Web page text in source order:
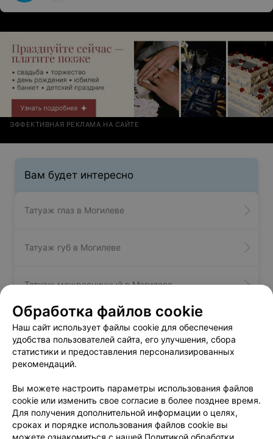
ЭФФЕКТИВНАЯ РЕКЛАМА НА САЙТЕ
Вам будет интересно
Татуаж глаз в Могилеве
Татуаж губ в Могилеве
Татуаж межресничный в Могилеве
Татуаж волосковой техникой -
цена в Могилеве
Обновление перманентного макияжа
бровей
от 108 руб.
Перманентный макияж бровей
от 130 руб.
Перманентный макияж бровей от
Обработка файлов cookie
Наш сайт использует файлы cookie для обеспечения
удобства пользователей сайта, его улучшения, сбора
статистики и предоставления персонализированных
рекомендаций.
Вы можете настроить параметры использования файлов
cookie или изменить свое согласие в более позднее время.
Для получения дополнительной информации о целях,
сроках и порядке использования файлов cookie вы
можете ознакомиться с нашей Политикой обработки